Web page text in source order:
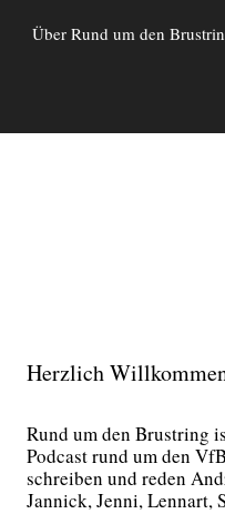
Über Rund um den
Herzlich
Rund um den Brust­ring
Pod­cast rund um den
schrei­ben und reden
Jan­nick, Jen­ni, Lenn­art,